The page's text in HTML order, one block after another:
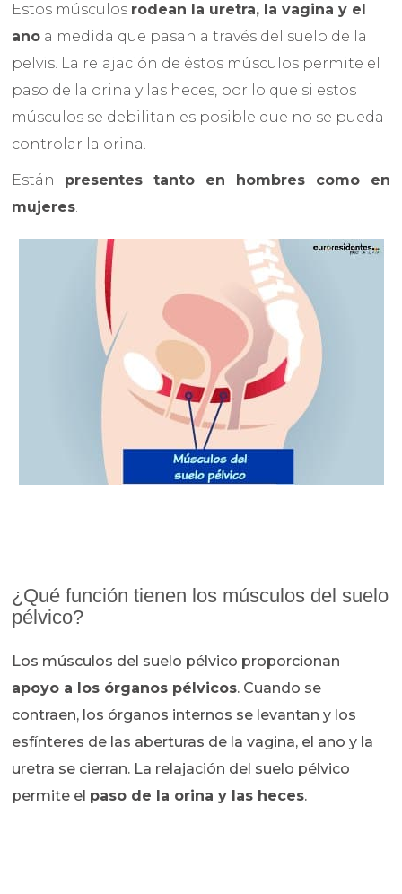
Estos músculos rodean la uretra, la vagina y el
ano a medida que pasan a través del suelo de la
pelvis. La relajación de éstos músculos permite el
paso de la orina y las heces, por lo que si estos
músculos se debilitan es posible que no se pueda
controlar la orina.
Están presentes tanto en hombres como en
mujeres.
¿Qué función tienen los músculos del suelo
pélvico?
Los músculos del suelo pélvico proporcionan
apoyo a los órganos pélvicos. Cuando se
contraen, los órganos internos se levantan y los
esfínteres de las aberturas de la vagina, el ano y la
uretra se cierran. La relajación del suelo pélvico
permite el paso de la orina y las heces.